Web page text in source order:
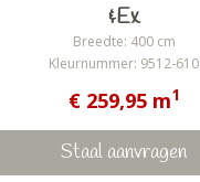
&Ex
Breedte: 400 cm
Kleurnummer: 9512-610
€ 259,95 m1
Staal aanvragen